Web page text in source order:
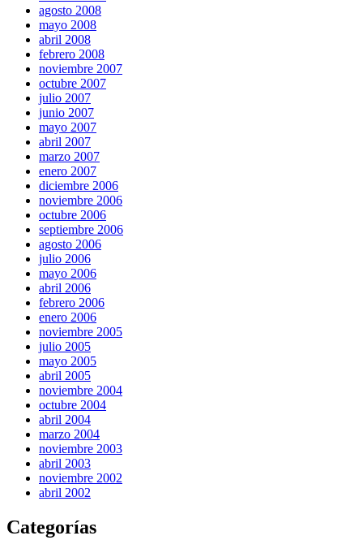
agosto 2008
mayo 2008
abril 2008
febrero 2008
noviembre 2007
octubre 2007
julio 2007
junio 2007
mayo 2007
abril 2007
marzo 2007
enero 2007
diciembre 2006
noviembre 2006
octubre 2006
septiembre 2006
agosto 2006
julio 2006
mayo 2006
abril 2006
febrero 2006
enero 2006
noviembre 2005
julio 2005
mayo 2005
abril 2005
noviembre 2004
octubre 2004
abril 2004
marzo 2004
noviembre 2003
abril 2003
noviembre 2002
abril 2002
Categorías